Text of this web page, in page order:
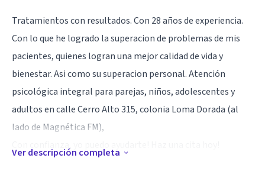
Tratamientos con resultados. Con 28 años de experiencia.
Con lo que he logrado la superacion de problemas de mis
pacientes, quienes logran una mejor calidad de vida y
bienestar. Asi como su superacion personal. Atención
psicológica integral para parejas, niños, adolescentes y
adultos en calle Cerro Alto 315, colonia Loma Dorada (al
lado de Magnética FM),
Ver descripción completa